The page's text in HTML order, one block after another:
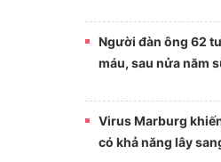
Người đàn ông 62
máu, sau nửa năm
Virus Marburg
có khả năng lây